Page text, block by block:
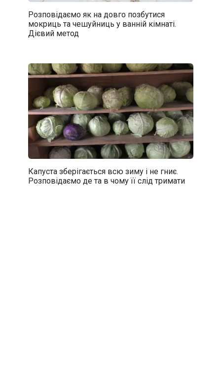
Розповідаємо як на довго позбутися
мокриць та чешуйниць у ванній кімнаті.
Дієвий метод
Капуста зберігається всю зиму і не гниє.
Розповідаємо де та в чому її слід тримати